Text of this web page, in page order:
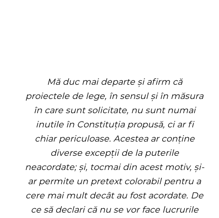
Mă duc mai departe și afirm că
proiectele de lege, în sensul și în măsura
în care sunt solicitate, nu sunt numai
inutile în Constituția propusă, ci ar fi
chiar periculoase. Acestea ar conține
diverse excepții de la puterile
neacordate; și, tocmai din acest motiv, și-
ar permite un pretext colorabil pentru a
cere mai mult decât au fost acordate. De
ce să declari că nu se vor face lucrurile